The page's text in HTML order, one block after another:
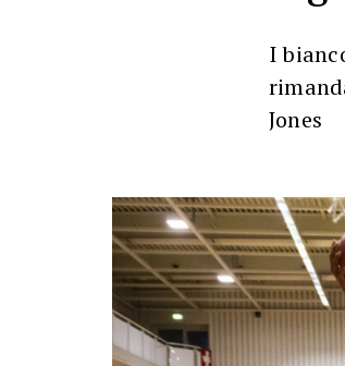
I
Jones